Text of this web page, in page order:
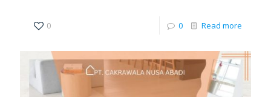
0 0 Read more